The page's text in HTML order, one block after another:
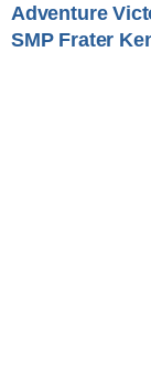
Adventure
SMP Frater